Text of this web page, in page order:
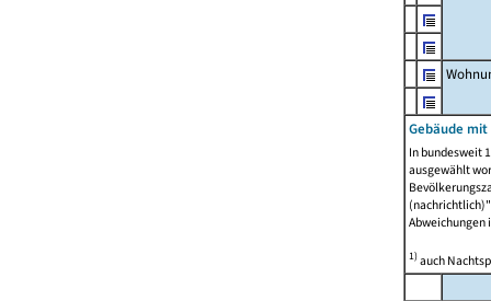
Gebäude
In bundesweit
ausgewählt
Abweichungen
1)auch